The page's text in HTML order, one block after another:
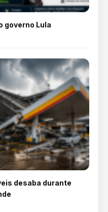
governo Lula
desaba durante